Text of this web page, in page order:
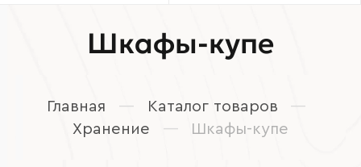
Шкафы-купе
Главная — Каталог товаров
—
Хранение
— Шкафы-купе